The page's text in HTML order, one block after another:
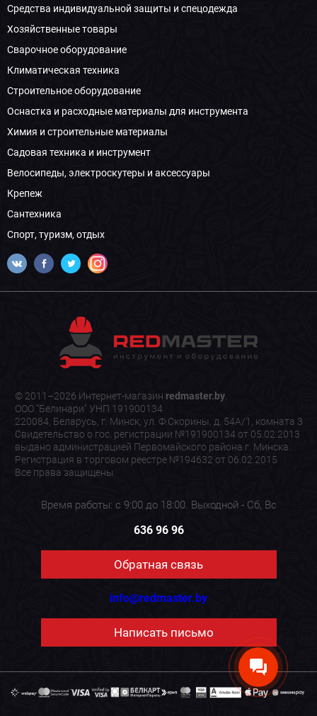
Средства индивидуальной защиты и спецодежда
Хозяйственные товары
Сварочное оборудование
Климатическая техника
Строительное оборудование
Оснастка и расходные материалы для инструмента
Химия и строительные материалы
Садовая техника и инструмент
Велосипеды, электроскутеры и аксессуары
Крепеж
Сантехника
Спорт, туризм, отдых
© 2011–2026 Интернет-магазин redmaster.by.
ООО "Белинари" УНП 191900134
220084, Беларусь, г. Минск, ул. Ф.Скорины, д. 54А/1, комната 3
Свидетельство о гос. регистрации №191900134 от 05.02.2013
выдано администрацией Первомайского района г. Минска.
Регистрация в торговом реестре №194632 от 06.02.2015
Все права защищены
Время работы: с 9:00 до 18:00. Выходной - Сб, Вс
636 96 96
Обратная связь
info@redmaster.by
Написать письмо